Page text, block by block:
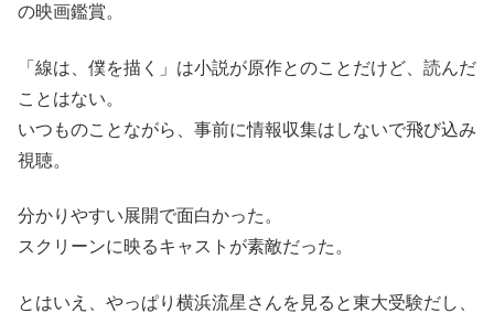
の映画鑑賞。
「線は、僕を描く」は小説が原作とのことだけど、読んだ
ことはない。
いつものことながら、事前に情報収集はしないで飛び込み
視聴。
分かりやすい展開で面白かった。
スクリーンに映るキャストが素敵だった。
とはいえ、やっぱり横浜流星さんを見ると東大受験だし、